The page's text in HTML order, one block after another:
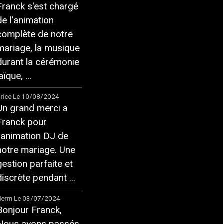
s'est chargé
l'animation
de notre
la musique
la cérémonie
...
Le 10/08/2024
grand merci a
pour
DJ de
mariage. Une
parfaite et
pendant ...
Le 03/07/2024
Franck,